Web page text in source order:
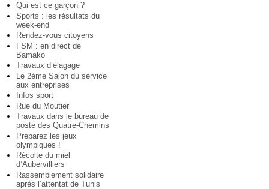
Qui est ce garçon ?
Sports : les résultats du
week-end
Rendez-vous citoyens
FSM : en direct de
Bamako
Travaux d’élagage
Le 2ème Salon du service
aux entreprises
Infos sport
Rue du Moutier
Travaux dans le bureau de
poste des Quatre-Chemins
Préparez les jeux
olympiques !
Récolte du miel
d’Aubervilliers
Rassemblement solidaire
après l’attentat de Tunis